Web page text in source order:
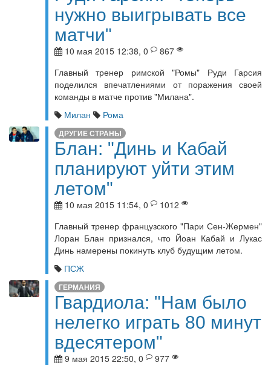
нужно выигрывать все
матчи"
10 мая 2015 12:38, 0
867
Главный тренер римской "Ромы" Руди Гарсия
поделился впечатлениями от поражения своей
команды в матче против "Милана".
Милан
Рома
ДРУГИЕ СТРАНЫ
Блан: "Динь и Кабай
планируют уйти этим
летом"
10 мая 2015 11:54, 0
1012
Главный тренер французского "Пари Сен-Жермен"
Лоран Блан признался, что Йоан Кабай и Лукас
Динь намерены покинуть клуб будущим летом.
ПСЖ
ГЕРМАНИЯ
Гвардиола: "Нам было
нелегко играть 80 минут
вдесятером"
9 мая 2015 22:50, 0
977